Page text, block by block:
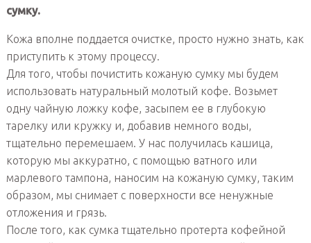
сумку.
Кожа вполне поддается очистке, просто нужно знать, как
приступить к этому процессу.
Для того, чтобы почистить кожаную сумку мы будем
использовать натуральный молотый кофе. Возьмет
одну чайную ложку кофе, засыпем ее в глубокую
тарелку или кружку и, добавив немного воды,
тщательно перемешаем. У нас получилась кашица,
которую мы аккуратно, с помощью ватного или
марлевого тампона, наносим на кожаную сумку, таким
образом, мы снимает с поверхности все ненужные
отложения и грязь.
После того, как сумка тщательно протерта кофейной